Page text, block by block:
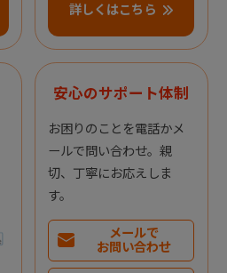
詳しくはこちら
安心のサポート体制
お困りのことを電話かメ
ールで問い合わせ。親
切、丁寧にお応えしま
す。
メールで
お問い合わせ